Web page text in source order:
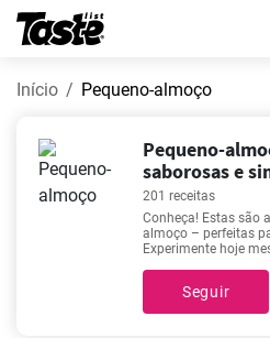
Início Pequeno-almoço
Pequeno-
saborosas e
201 receitas
Conheça! Estas são
almoço – perfeitas
Experimente hoje
receitas de
tempo exato está
Seguir